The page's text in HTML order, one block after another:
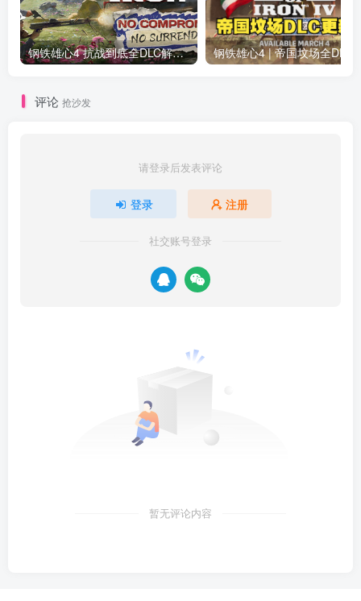
钢铁雄心4 抗战到底全DLC解锁补丁免费分享 1.17最新版2025
评论 抢沙发
请登录后发表评论
登录 注册
社交账号登录
暂无评论内容